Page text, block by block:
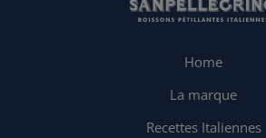
Home
La marque
Recettes Italiennes